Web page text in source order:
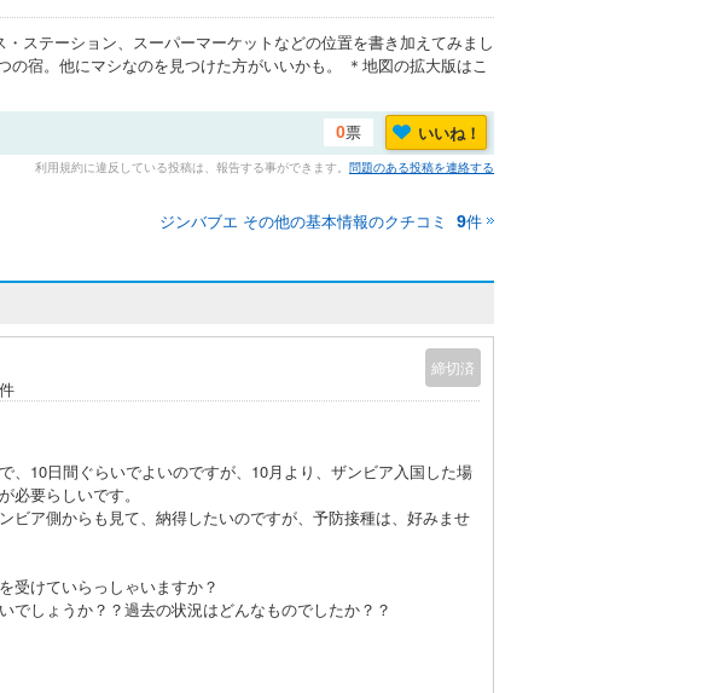
ステーション、スーパーマーケットなどの位置を書き加えてみまし
宿。他にマシなのを見つけた方がいいかも。 ＊地図の拡大版はこ
0票 いいね！
利用規約に違反している投稿は、報告する事ができます。 問題のある投稿を連絡する
ジンバブエ その他の基本情報のクチコミ 9件
締切済
、10日間ぐらいでよいのですが、10月より、ザンビア入国した場
必要らしいです。
ビア側からも見て、納得したいのですが、予防接種は、好みませ
受けていらっしゃいますか？
でしょうか？？過去の状況はどんなものでしたか？？